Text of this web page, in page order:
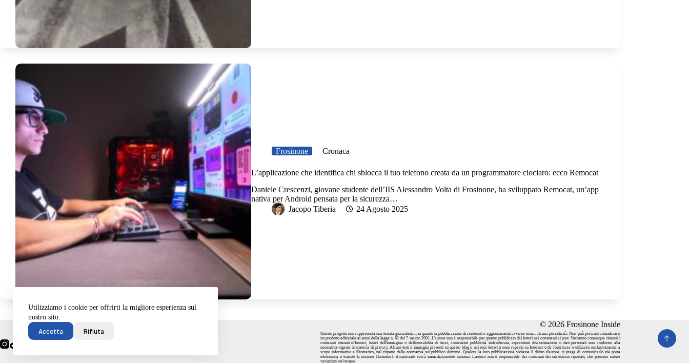
Utilizziamo i cookie per offrirti la migliore esperienza sul
nostro sito.
Accetta Rifiuta
Frosinone Cronaca
L’applicazione che identifica chi sblocca il tuo telefono creata da un programmatore ciociaro: ecco Remocat
Daniele Crescenzi, giovane studente dell’IIS Alessandro Volta di Frosinone, ha sviluppato Remocat, un’app
nativa per Android pensata per la sicurezza…
Jacopo Tiberia
24 Agosto 2025
© 2026 Frosinone Inside
Questo progettonon rappresenta una testata giornalistica, in quanto la pubblicazione di contenuti e aggiornamenti avviene senza alcuna periodicità. Non può pertanto considerarsi
un prodotto editoriale ai sensi della legge n. 62 del 7 marzo 2001. L'autore non è responsabile per quanto pubblicato dai lettori nei commenti ai post. Verranno comunque rimossi i
contenuti ritenuti offensivi, lesivi dell'immagine o dell'onorabilità di terzi, contenenti pubblicità indesiderata, espressioni discriminatorie o dati personali non conformi alla
normativa vigente in materia di privacy. Alcuni testi o immagini presenti su questo blog o nei suoi derivati sono reperiti su Internet o da fonti terze e utilizzati esclusivamente a
scopo informativo e illustrativo, nel rispetto della normativa sul pubblico dominio. Qualora la loro pubblicazione violasse il diritto d'autore, si prega di comunicarlo via posta
elettronicao tramite la sezioneContattaci: il materiale verrà immediatamente rimosso. L'autore non è responsabile dei contenuti dei siti esterni riportati, che possono subire
variazioni nel tempo.